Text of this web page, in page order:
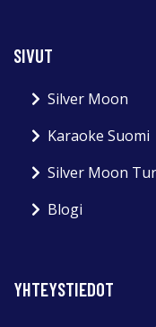
SIVUT
Silver Moon
Karaoke Suomi
Silver Moon
Blogi
YHTEYSTIEDOT